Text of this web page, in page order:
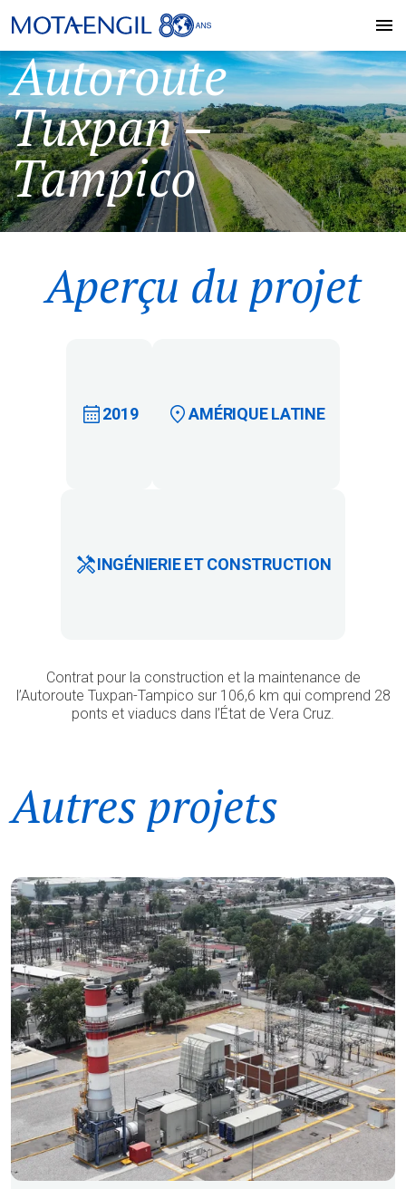
Autoroute
Tuxpan –
Tampico
Aperçu du projet
2019 AMÉRIQUE LATINE
INGÉNIERIE ET CONSTRUCTION
Contrat pour la construction et la maintenance de
l’Autoroute Tuxpan-Tampico sur 106,6 km qui comprend 28
ponts et viaducs dans l’État de Vera Cruz.
Autres projets